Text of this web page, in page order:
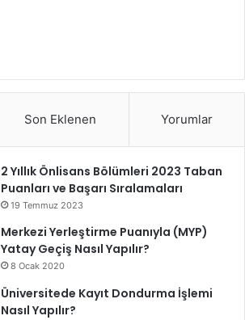
Son Eklenen Yorumlar
2 Yıllık Önlisans Bölümleri 2023 Taban
Puanları ve Başarı Sıralamaları
19 Temmuz 2023
Merkezi Yerleştirme Puanıyla (MYP)
Yatay Geçiş Nasıl Yapılır?
8 Ocak 2020
Üniversitede Kayıt Dondurma İşlemi
Nasıl Yapılır?